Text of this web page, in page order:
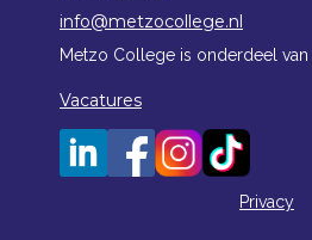
info@metzocollege.nl
Metzo College is onderdeel van
Vacatures
Privacy